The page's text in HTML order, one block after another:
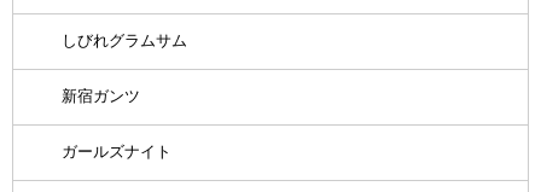
しびれグラムサム
新宿ガンツ
ガールズナイト